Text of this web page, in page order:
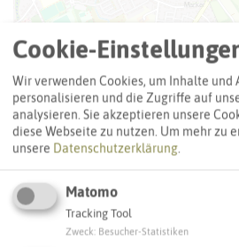
Cookie-
Wir verwenden Cookies, um Inhalte und
personalisieren und die Zugriffe auf
analysieren. Sie akzeptieren unsere
diese Webseite zu nutzen. Um mehr zu
unsere Datenschutzerklärung.
Matomo
Tracking Tool
Zweck Besucher-Statistiken